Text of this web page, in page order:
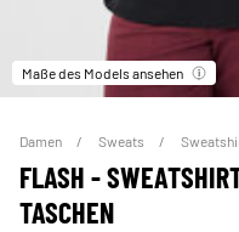
Maße des Models ansehen
Damen Sweats
FLASH -
TASCHEN